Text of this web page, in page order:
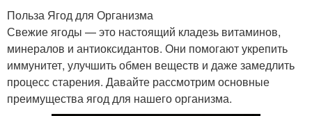
Польза Ягод для Организма
Свежие ягоды — это настоящий кладезь витаминов,
минералов и антиоксидантов. Они помогают укрепить
иммунитет, улучшить обмен веществ и даже замедлить
процесс старения. Давайте рассмотрим основные
преимущества ягод для нашего организма.